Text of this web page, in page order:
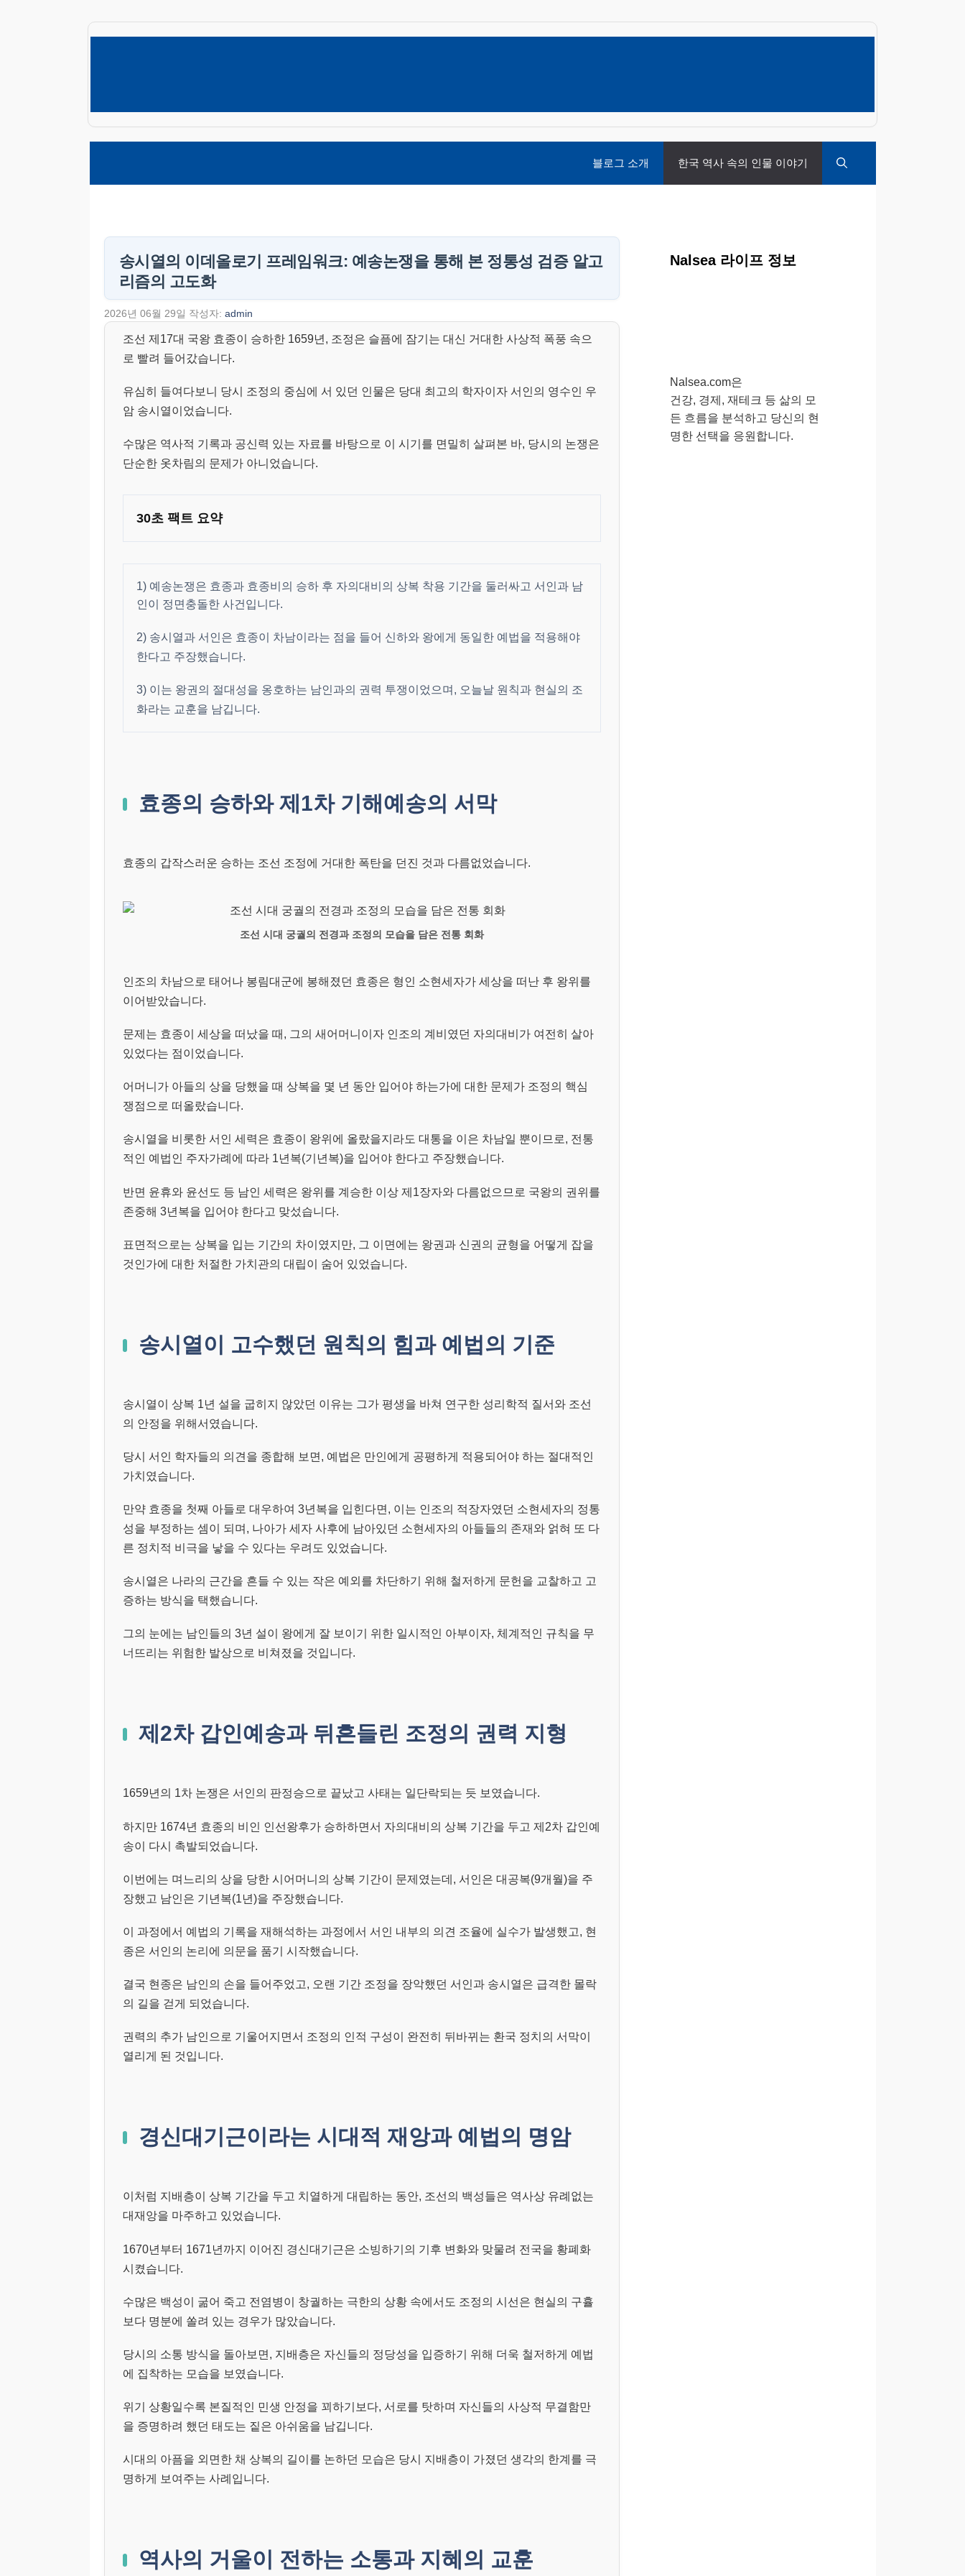
블로그 소개 한국 역사 속의 인물 이야기
송시열의 이데올로기 프레임워크: 예송논쟁을 통해 본 정통성 검증 알고
리즘의 고도화
2026년 06월 29일 작성자: admin
조선 제17대 국왕 효종이 승하한 1659년, 조정은 슬픔에 잠기는 대신 거대한 사상적 폭풍 속으
로 빨려 들어갔습니다.
유심히 들여다보니 당시 조정의 중심에 서 있던 인물은 당대 최고의 학자이자 서인의 영수인 우
암 송시열이었습니다.
수많은 역사적 기록과 공신력 있는 자료를 바탕으로 이 시기를 면밀히 살펴본 바, 당시의 논쟁은
단순한 옷차림의 문제가 아니었습니다.
30초 팩트 요약
1) 예송논쟁은 효종과 효종비의 승하 후 자의대비의 상복 착용 기간을 둘러싸고 서인과 남
인이 정면충돌한 사건입니다.
2) 송시열과 서인은 효종이 차남이라는 점을 들어 신하와 왕에게 동일한 예법을 적용해야
한다고 주장했습니다.
3) 이는 왕권의 절대성을 옹호하는 남인과의 권력 투쟁이었으며, 오늘날 원칙과 현실의 조
화라는 교훈을 남깁니다.
효종의 승하와 제1차 기해예송의 서막
효종의 갑작스러운 승하는 조선 조정에 거대한 폭탄을 던진 것과 다름없었습니다.
조선 시대 궁궐의 전경과 조정의 모습을 담은 전통 회화
인조의 차남으로 태어나 봉림대군에 봉해졌던 효종은 형인 소현세자가 세상을 떠난 후 왕위를
이어받았습니다.
문제는 효종이 세상을 떠났을 때, 그의 새어머니이자 인조의 계비였던 자의대비가 여전히 살아
있었다는 점이었습니다.
어머니가 아들의 상을 당했을 때 상복을 몇 년 동안 입어야 하는가에 대한 문제가 조정의 핵심
쟁점으로 떠올랐습니다.
송시열을 비롯한 서인 세력은 효종이 왕위에 올랐을지라도 대통을 이은 차남일 뿐이므로, 전통
적인 예법인 주자가례에 따라 1년복(기년복)을 입어야 한다고 주장했습니다.
반면 윤휴와 윤선도 등 남인 세력은 왕위를 계승한 이상 제1장자와 다름없으므로 국왕의 권위를
존중해 3년복을 입어야 한다고 맞섰습니다.
표면적으로는 상복을 입는 기간의 차이였지만, 그 이면에는 왕권과 신권의 균형을 어떻게 잡을
것인가에 대한 처절한 가치관의 대립이 숨어 있었습니다.
송시열이 고수했던 원칙의 힘과 예법의 기준
송시열이 상복 1년 설을 굽히지 않았던 이유는 그가 평생을 바쳐 연구한 성리학적 질서와 조선
의 안정을 위해서였습니다.
당시 서인 학자들의 의견을 종합해 보면, 예법은 만인에게 공평하게 적용되어야 하는 절대적인
가치였습니다.
만약 효종을 첫째 아들로 대우하여 3년복을 입힌다면, 이는 인조의 적장자였던 소현세자의 정통
성을 부정하는 셈이 되며, 나아가 세자 사후에 남아있던 소현세자의 아들들의 존재와 얽혀 또 다
른 정치적 비극을 낳을 수 있다는 우려도 있었습니다.
송시열은 나라의 근간을 흔들 수 있는 작은 예외를 차단하기 위해 철저하게 문헌을 교찰하고 고
증하는 방식을 택했습니다.
그의 눈에는 남인들의 3년 설이 왕에게 잘 보이기 위한 일시적인 아부이자, 체계적인 규칙을 무
너뜨리는 위험한 발상으로 비쳐졌을 것입니다.
제2차 갑인예송과 뒤흔들린 조정의 권력 지형
1659년의 1차 논쟁은 서인의 판정승으로 끝났고 사태는 일단락되는 듯 보였습니다.
하지만 1674년 효종의 비인 인선왕후가 승하하면서 자의대비의 상복 기간을 두고 제2차 갑인예
송이 다시 촉발되었습니다.
이번에는 며느리의 상을 당한 시어머니의 상복 기간이 문제였는데, 서인은 대공복(9개월)을 주
장했고 남인은 기년복(1년)을 주장했습니다.
이 과정에서 예법의 기록을 재해석하는 과정에서 서인 내부의 의견 조율에 실수가 발생했고, 현
종은 서인의 논리에 의문을 품기 시작했습니다.
결국 현종은 남인의 손을 들어주었고, 오랜 기간 조정을 장악했던 서인과 송시열은 급격한 몰락
의 길을 걷게 되었습니다.
권력의 추가 남인으로 기울어지면서 조정의 인적 구성이 완전히 뒤바뀌는 환국 정치의 서막이
열리게 된 것입니다.
경신대기근이라는 시대적 재앙과 예법의 명암
이처럼 지배층이 상복 기간을 두고 치열하게 대립하는 동안, 조선의 백성들은 역사상 유례없는
대재앙을 마주하고 있었습니다.
1670년부터 1671년까지 이어진 경신대기근은 소빙하기의 기후 변화와 맞물려 전국을 황폐화
시켰습니다.
수많은 백성이 굶어 죽고 전염병이 창궐하는 극한의 상황 속에서도 조정의 시선은 현실의 구휼
보다 명분에 쏠려 있는 경우가 많았습니다.
당시의 소통 방식을 돌아보면, 지배층은 자신들의 정당성을 입증하기 위해 더욱 철저하게 예법
에 집착하는 모습을 보였습니다.
위기 상황일수록 본질적인 민생 안정을 꾀하기보다, 서로를 탓하며 자신들의 사상적 무결함만
을 증명하려 했던 태도는 짙은 아쉬움을 남깁니다.
시대의 아픔을 외면한 채 상복의 길이를 논하던 모습은 당시 지배층이 가졌던 생각의 한계를 극
명하게 보여주는 사례입니다.
역사의 거울이 전하는 소통과 지혜의 교훈
Nalsea 라이프 정보
Nalsea.com은
건강, 경제, 재테크 등 삶의 모
든 흐름을 분석하고 당신의 현
명한 선택을 응원합니다.